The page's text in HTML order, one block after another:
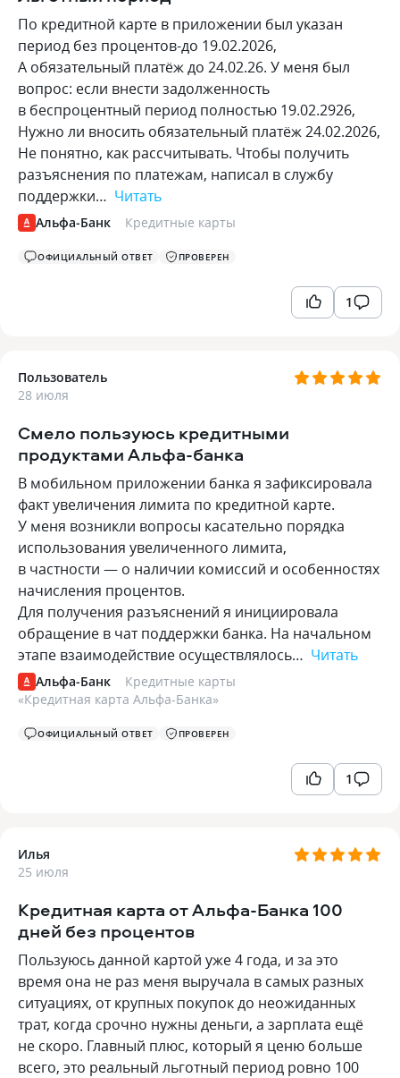
По кредитной карте в приложении был указан
период без процентов-до 19.02.2026,
А обязательный платёж до 24.02.26. У меня был
вопрос: если внести задолженность
в беспроцентный период полностью 19.02.2926,
Нужно ли вносить обязательный платёж 24.02.2026,
Не понятно, как рассчитывать. Чтобы получить
разъяснения по платежам, написал в службу
поддержки… Читать
Альфа-Банк Кредитные карты
ОФИЦИАЛЬНЫЙ ОТВЕТ ПРОВЕРЕН
1
Пользователь
28 июля
Смело пользуюсь кредитными
продуктами Альфа-банка
В мобильном приложении банка я зафиксировала
факт увеличения лимита по кредитной карте.
У меня возникли вопросы касательно порядка
использования увеличенного лимита,
в частности — о наличии комиссий и особенностях
начисления процентов.
Для получения разъяснений я инициировала
обращение в чат поддержки банка. На начальном
этапе взаимодействие осуществлялось… Читать
Альфа-Банк
Кредитные карты
«Кредитная карта Альфа-Банка»
ОФИЦИАЛЬНЫЙ ОТВЕТ ПРОВЕРЕН
1
Илья
25 июля
Кредитная карта от Альфа-Банка 100
дней без процентов
Пользуюсь данной картой уже 4 года, и за это
время она не раз меня выручала в самых разных
ситуациях, от крупных покупок до неожиданных
трат, когда срочно нужны деньги, а зарплата ещё
не скоро. Главный плюс, который я ценю больше
всего, это реальный льготный период ровно 100